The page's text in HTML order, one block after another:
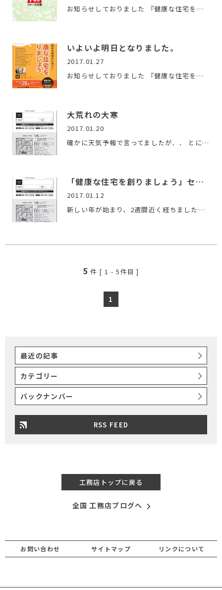
お知らせしておりました 『健康な住宅を創りましょう』のセミナ…
いよいよ明日となりました。
2017.01.27
お知らせしておりました 『健康な住宅を創りましょう』のセミナ…
大荒れの大寒
2017.01.20
確かに天気予報で言ってましたが．． とにかくすごい荒れ方で…
「健康な住宅を創りましょう」セミナーｉｎ伊予市
2017.01.12
新しい年が始まり、2週間近く経ちました。 皆様にはよいお正月…
5 件 [1 -5件目 ]
1
最近の記事
カテゴリー
バックナンバー
RSS FEED
工務店トップに戻る
全国 工務店ブログへ
お問い合わせ サイトマップ リンクについて